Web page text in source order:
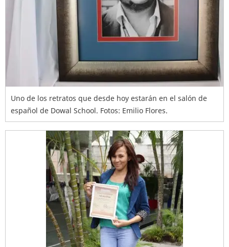
Uno de los retratos que desde hoy estarán en el salón de
español de Dowal School. Fotos: Emilio Flores.